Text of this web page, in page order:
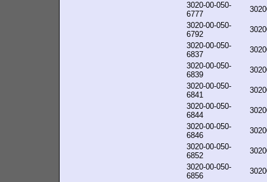
3020-00-050-
6777
3020-00-050-
6792
3020-00-050-
6837
3020-00-050-
6839
3020-00-050-
6841
3020-00-050-
6844
3020-00-050-
6846
3020-00-050-
6852
3020-00-050-
6856